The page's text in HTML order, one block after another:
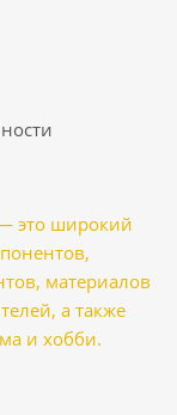
— это широкий
материалов
а также
и хобби.